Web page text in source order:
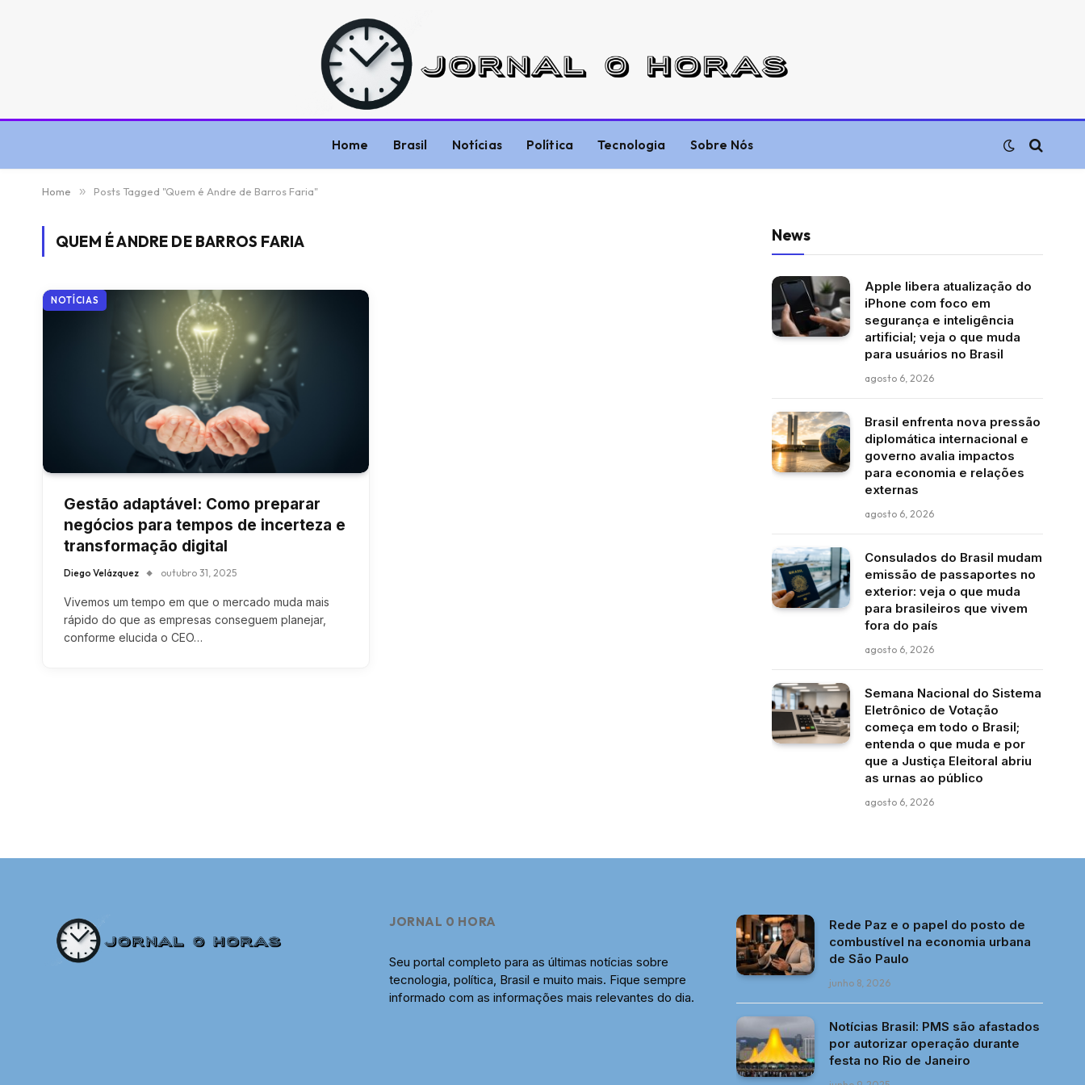
Home Brasil Notícias Política Tecnologia Sobre Nós
Home » Posts Tagged "Quem é Andre de Barros Faria"
QUEM É ANDRE DE BARROS FARIA
NOTÍCIAS
Gestão adaptável: Como preparar
negócios para tempos de incerteza e
transformação digital
Diego Velázquez outubro 31, 2025
Vivemos um tempo em que o mercado muda mais
rápido do que as empresas conseguem planejar,
conforme elucida o CEO…
News
Apple libera atualização do
iPhone com foco em
segurança e inteligência
artificial; veja o que muda
para usuários no Brasil
agosto 6, 2026
Brasil enfrenta nova pressão
diplomática internacional e
governo avalia impactos
para economia e relações
externas
agosto 6, 2026
Consulados do Brasil mudam
emissão de passaportes no
exterior: veja o que muda
para brasileiros que vivem
fora do país
agosto 6, 2026
Semana Nacional do Sistema
Eletrônico de Votação
começa em todo o Brasil;
entenda o que muda e por
que a Justiça Eleitoral abriu
as urnas ao público
agosto 6, 2026
JORNAL 0 HORA
Seu portal completo para as últimas notícias sobre
tecnologia, política, Brasil e muito mais. Fique sempre
informado com as informações mais relevantes do dia.
Rede Paz e o papel do posto de
combustível na economia urbana
de São Paulo
junho 8, 2026
Notícias Brasil: PMS são afastados
por autorizar operação durante
festa no Rio de Janeiro